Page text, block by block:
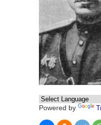
Powered by